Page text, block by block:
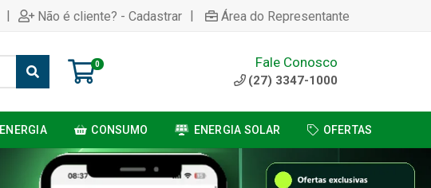
| Não é cliente? - Cadastrar | Área do Representante
0 Fale Conosco
(27) 3347-1000
ENERGIA CONSUMO ENERGIA SOLAR OFERTAS